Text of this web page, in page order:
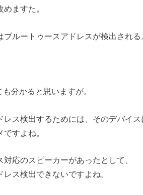
ますた。
ルートゥースアドレスが検出される
分かると思いますが。
ス検出するためには、そのデバイス
すよね。
応のスピーカーがあったとして、
ス検出できないですよね。